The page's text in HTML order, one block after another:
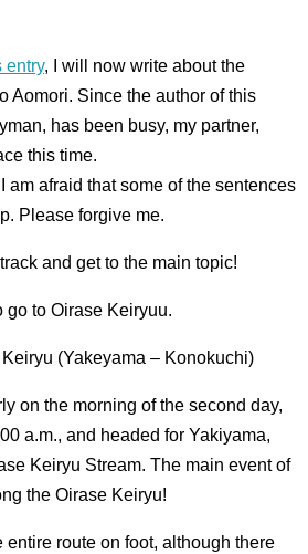
entry, I will now write about the
Aomori. Since the author of this
has been busy, my partner,
this time.
am afraid that some of the sentences
Please forgive me.
and get to the main topic!
go to Oirase Keiryuu.
(Yakeyama – Konokuchi)
on the morning of the second day,
a.m., and headed for Yakiyama,
Keiryu Stream. The main event of
the Oirase Keiryu!
entire route on foot, although there